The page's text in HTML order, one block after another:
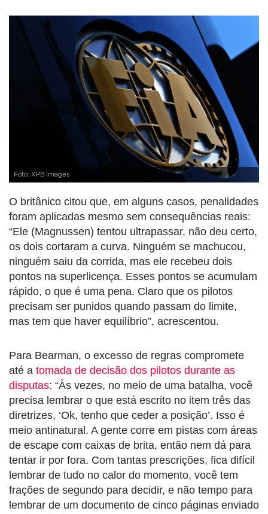
Foto: XPB Images
O britânico citou que, em alguns casos, penalidades
foram aplicadas mesmo sem consequências reais:
“Ele (Magnussen) tentou ultrapassar, não deu certo,
os dois cortaram a curva. Ninguém se machucou,
ninguém saiu da corrida, mas ele recebeu dois
pontos na superlicença. Esses pontos se acumulam
rápido, o que é uma pena. Claro que os pilotos
precisam ser punidos quando passam do limite,
mas tem que haver equilíbrio”, acrescentou.
Para Bearman, o excesso de regras compromete
até a tomada de decisão dos pilotos durante as
disputas: “Às vezes, no meio de uma batalha, você
precisa lembrar o que está escrito no item três das
diretrizes, ‘Ok, tenho que ceder a posição’. Isso é
meio antinatural. A gente corre em pistas com áreas
de escape com caixas de brita, então nem dá para
tentar ir por fora. Com tantas prescrições, fica difícil
lembrar de tudo no calor do momento, você tem
frações de segundo para decidir, e não tempo para
lembrar de um documento de cinco páginas enviado